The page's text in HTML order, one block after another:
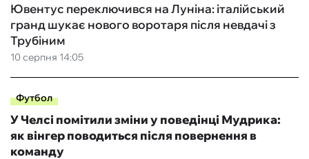
10 серпня 14:05
Ювентус переключився на Луніна: італійський
гранд шукає нового воротаря після невдачі з
Трубіним
Футбол
У Челсі помітили зміни у поведінці Мудрика:
як вінгер поводиться після повернення в
команду